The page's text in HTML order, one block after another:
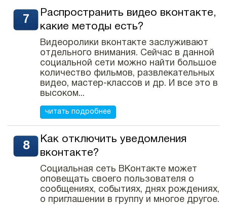
Распространить видео вконтакте,
какие методы есть?
Видеоролики вконтакте заслуживают
отдельного внимания. Сейчас в данной
социальной сети можно найти большое
количество фильмов, развлекательных
видео, мастер-классов и др. И все это в
высоком...
читать подробнее
Как отключить уведомления
вконтакте?
Социальная сеть ВКонтакте может
оповещать своего пользователя о
сообщениях, событиях, днях рождениях,
о приглашении в группу и многое другое.